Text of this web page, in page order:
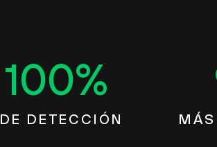
100%
DE DETECCIÓN